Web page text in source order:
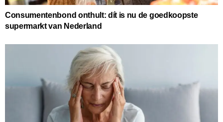
Consumentenbond onthult: dít is nu de goedkoopste
supermarkt van Nederland